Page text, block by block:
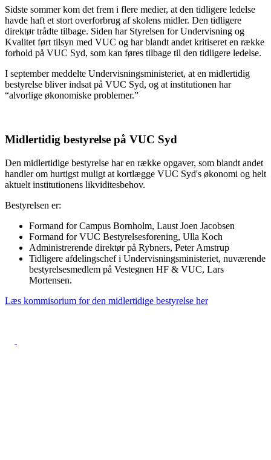
Sidste sommer kom det frem i flere medier, at den tidligere ledelse
havde haft et stort overforbrug af skolens midler. Den tidligere
direktør trådte tilbage. Siden har Styrelsen for Undervisning og
Kvalitet ført tilsyn med VUC og har blandt andet kritiseret en række
forhold på VUC Syd, som kan føres tilbage til den tidligere ledelse.
I september meddelte Undervisningsministeriet, at en midlertidig
bestyrelse bliver indsat på VUC Syd, og at institutionen har
“alvorlige økonomiske problemer.”
Midlertidig bestyrelse på VUC Syd
​​Den midlertidige bestyrelse har en række opgaver, som blandt andet
handler om hurtigst muligt at kortlægge VUC Syd's økonomi og helt
aktuelt institutionens likviditesbehov.
Bestyrelsen er:
Formand for Campus Bornholm, Laust Joen Jacobsen
Formand for VUC Bestyrelsesforening, Ulla Koch
Administrerende direktør på Rybners, Peter Amstrup
Tidligere afdelingschef i Undervisningsministeriet, nuværende
bestyrelsesmedlem på Vestegnen HF & VUC, Lars
Mortensen.
Læs kommisorium for den midlertidige bestyrelse her